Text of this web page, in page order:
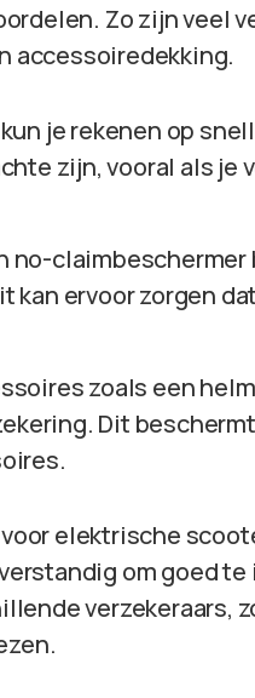
Zo zijn veel
accessoiredekking.
je rekenen op
zijn, vooral als je
no-
kan ervoor zorgen
zoals een
Dit
elektrische
om goed te
verzekeraars,